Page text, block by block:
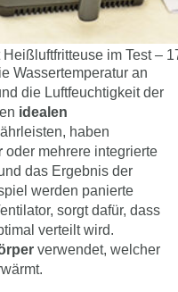
im Test –
Wassertemperatur an
die Luftfeuchtigkeit der
idealen
haben
oder mehrere integrierte
das Ergebnis der
werden panierte
sorgt dafür, dass
verteilt wird.
verwendet, welcher